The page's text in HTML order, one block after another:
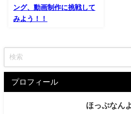
ング、動画制作に挑戦して
みよう！！
プロフィール
ほっぷなんよ